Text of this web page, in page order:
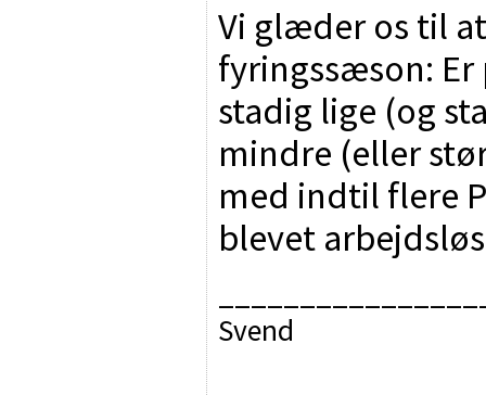
Vi glæder os til
fyringssæson:
stadig lige (og
mindre (eller
med indtil flere
blevet
Svend